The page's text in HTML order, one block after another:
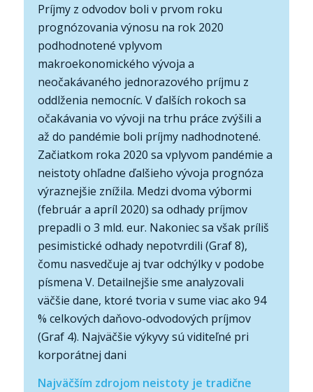
Príjmy z odvodov boli v prvom roku
prognózovania výnosu na rok 2020
podhodnotené vplyvom
makroekonomického vývoja a
neočakávaného jednorazového príjmu z
oddlženia nemocníc. V ďalších rokoch sa
očakávania vo vývoji na trhu práce zvýšili a
až do pandémie boli príjmy nadhodnotené.
Začiatkom roka 2020 sa vplyvom pandémie a
neistoty ohľadne ďalšieho vývoja prognóza
výraznejšie znížila. Medzi dvoma výbormi
(február a apríl 2020) sa odhady príjmov
prepadli o 3 mld. eur. Nakoniec sa však príliš
pesimistické odhady nepotvrdili (Graf 8),
čomu nasvedčuje aj tvar odchýlky v podobe
písmena V. Detailnejšie sme analyzovali
väčšie dane, ktoré tvoria v sume viac ako 94
% celkových daňovo-odvodových príjmov
(Graf 4). Najväčšie výkyvy sú viditeľné pri
korporátnej dani
Najväčším zdrojom neistoty je tradične